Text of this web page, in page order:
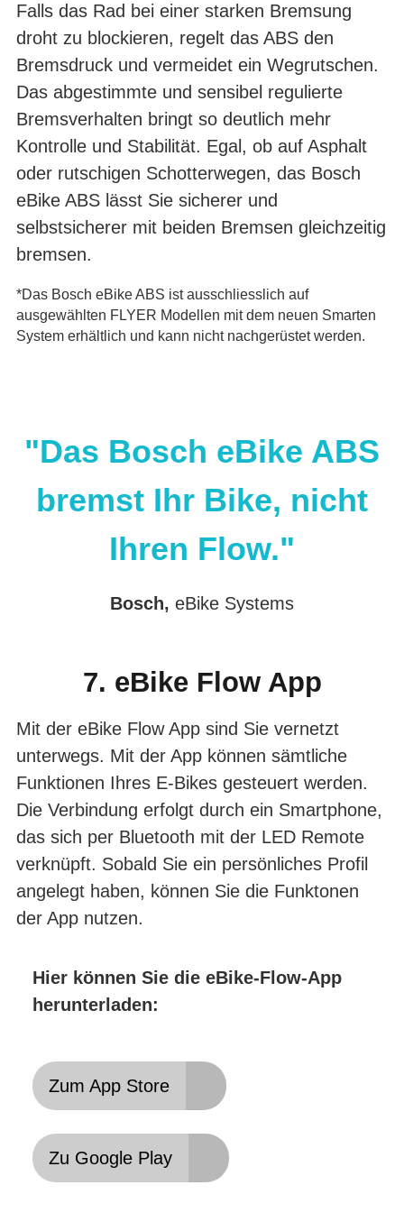
Falls das Rad bei einer starken Bremsung
droht zu blockieren, regelt das ABS den
Bremsdruck und vermeidet ein Wegrutschen.
Das abgestimmte und sensibel regulierte
Bremsverhalten bringt so deutlich mehr
Kontrolle und Stabilität. Egal, ob auf Asphalt
oder rutschigen Schotterwegen, das Bosch
eBike ABS lässt Sie sicherer und
selbstsicherer mit beiden Bremsen gleichzeitig
bremsen.
*Das Bosch eBike ABS ist ausschliesslich auf
ausgewählten FLYER Modellen mit dem neuen Smarten
System erhältlich und kann nicht nachgerüstet werden.
"Das Bosch eBike ABS
bremst Ihr Bike, nicht
Ihren Flow."
Bosch, eBike Systems
7. eBike Flow App
Mit der eBike Flow App sind Sie vernetzt
unterwegs. Mit der App können sämtliche
Funktionen Ihres E-Bikes gesteuert werden.
Die Verbindung erfolgt durch ein Smartphone,
das sich per Bluetooth mit der LED Remote
verknüpft. Sobald Sie ein persönliches Profil
angelegt haben, können Sie die Funktonen
der App nutzen.
Hier können Sie die eBike-Flow-App
herunterladen:
Zum App Store
Zu Google Play